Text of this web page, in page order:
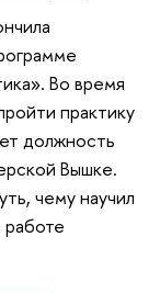
Во время
практику
должность
Вышке.
чему научил